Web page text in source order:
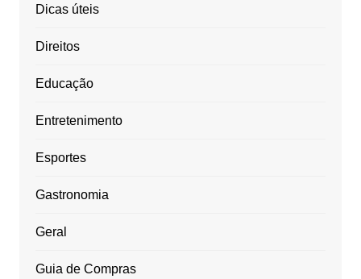
Dicas úteis
Direitos
Educação
Entretenimento
Esportes
Gastronomia
Geral
Guia de Compras